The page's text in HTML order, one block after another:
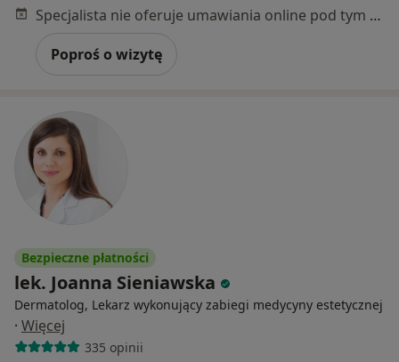
Specjalista nie oferuje umawiania online pod tym adresem.
Poproś o wizytę
Bezpieczne płatności
lek. Joanna Sieniawska
Dermatolog, Lekarz wykonujący zabiegi medycyny estetycznej
· Więcej
335 opinii